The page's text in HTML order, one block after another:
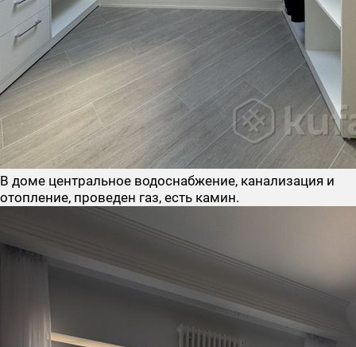
В доме центральное водоснабжение, канализация и
отопление, проведен газ, есть камин.